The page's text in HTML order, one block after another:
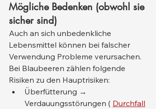
Mögliche Bedenken (obwohl sie
sicher sind)
Auch an sich unbedenkliche
Lebensmittel können bei falscher
Verwendung Probleme verursachen.
Bei Blaubeeren zählen folgende
Risiken zu den Hauptrisiken:
Überfütterung →
Verdauungsstörungen ( Durchfall